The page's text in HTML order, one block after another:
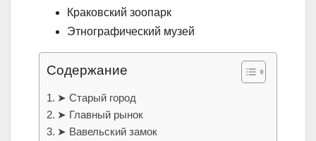
Краковский зоопарк
Этнографический музей
Содержание
➤ Старый город
➤ Главный рынок
➤ Вавельский замок